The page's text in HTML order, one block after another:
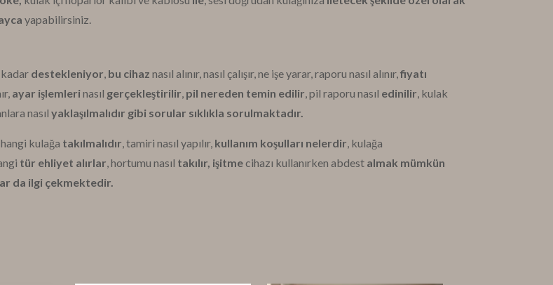
yapabilirsiniz.
destekleniyor, bu cihaz nasıl alınır, nasıl çalışır, ne işe yarar, raporu nasıl alınır,fiyatı
ayar işlemlerinasıl gerçekleştirilir, pil nereden temin edilir, pil raporu nasıl edinilir, kulak
nasıl yaklaşılmalıdır gibi sorular sıklıkla sorulmaktadır.
kulağa takılmalıdır, tamiri nasıl yapılır, kullanım koşulları nelerdir, kulağa
tür ehliyet alırlar, hortumu nasıl takılır, işitmecihazı kullanırken abdest almak mümkün
da ilgi çekmektedir.